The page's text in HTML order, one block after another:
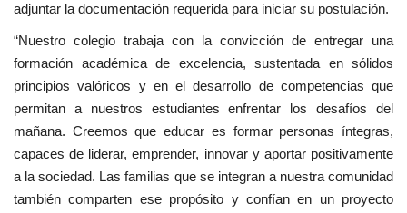
adjuntar la documentación requerida para iniciar su postulación.
“Nuestro colegio trabaja con la convicción de entregar una
formación académica de excelencia, sustentada en sólidos
principios valóricos y en el desarrollo de competencias que
permitan a nuestros estudiantes enfrentar los desafíos del
mañana. Creemos que educar es formar personas íntegras,
capaces de liderar, emprender, innovar y aportar positivamente
a la sociedad. Las familias que se integran a nuestra comunidad
también comparten ese propósito y confían en un proyecto